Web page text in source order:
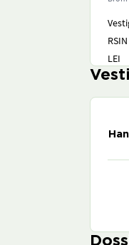
RSIN
LEI